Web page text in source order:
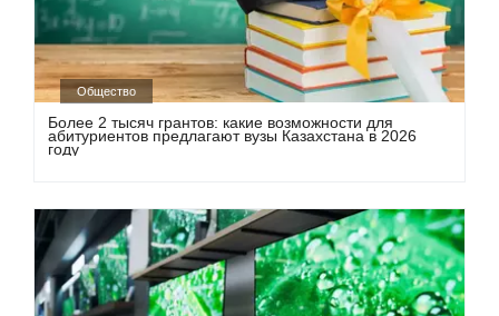
Общество
Более 2 тысяч грантов: какие возможности для
абитуриентов предлагают вузы Казахстана в 2026
году